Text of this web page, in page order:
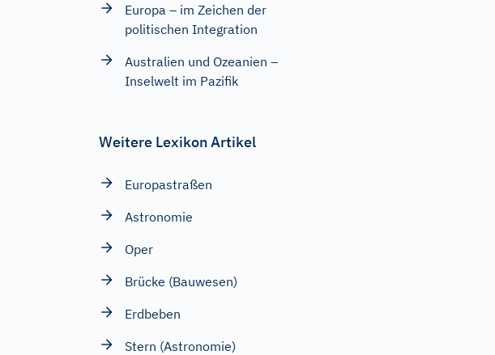
Europa – im Zeichen der
politischen Integration
Australien und Ozeanien –
Inselwelt im Pazifik
Weitere Lexikon Artikel
Europastraßen
Astronomie
Oper
Brücke (Bauwesen)
Erdbeben
Stern (Astronomie)